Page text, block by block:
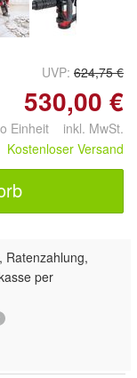
UVP: 624,75 €
530,00 €
Einheit inkl. MwSt.
Kostenloser Versand
Ratenzahlung,
per